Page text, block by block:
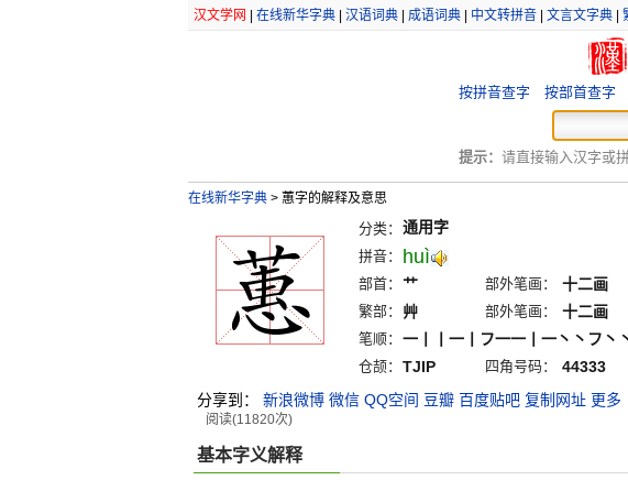
汉文学网 在线新华字典| 汉语词典| 成语词典| 中文转拼音| 文言文字典|
按拼音查字 按部首查字
提示： 请直接输入汉字或
在线新华字典 >蕙字的解释及意思
分类： 通用字
拼音： huì
部首： 艹 部外笔画： 十二画
繁部： 艸 部外笔画： 十二画
笔顺： 一丨丨一丨フ一一丨一丶丶フ丶
仓颉： TJIP 四角号码： 44333
分享到：
新浪微博 微信 QQ空间 豆瓣 百度贴吧 复制网址 更多
阅读(11820次)
基本字义解释